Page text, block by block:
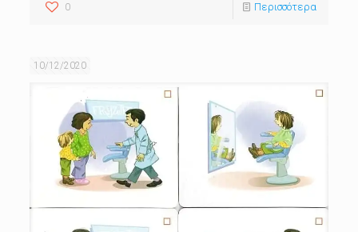
0 Περισσότερα
10/12/2020